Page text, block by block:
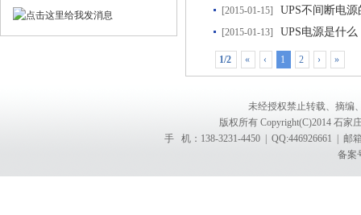
[2015-01-15] UPS不间断电
[2015-01-13] UPS电源是什
1/2 « ‹ 1 2 › »
未经授权禁止转载、摘编
版权所有 Copyright(C)2014 石
手 机：138-3231-4450 | QQ:446926661 | 邮
备案